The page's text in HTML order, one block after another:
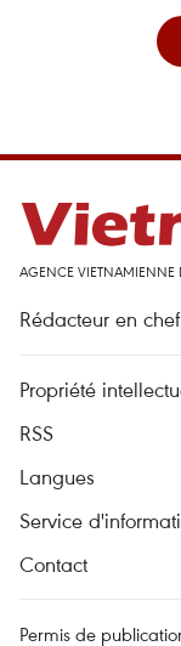
AGENCE VIETNAMIENNE
Rédacteur en
Propriété
RSS
Langues
Service
Contact
Permis de